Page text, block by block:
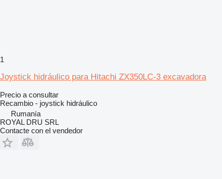
1
Joystick hidráulico para Hitachi ZX350LC-3 excavadora
Precio a consultar
Recambio - joystick hidráulico
Rumanía
ROYAL DRU SRL
Contacte con el vendedor